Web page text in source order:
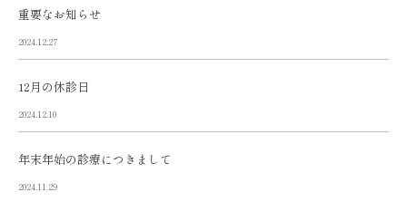
重要なお知らせ
2024.12.27
12月の休診日
2024.12.10
年末年始の診療につきまして
2024.11.29